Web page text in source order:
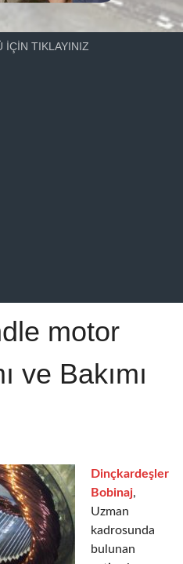
İÇİN TIKLAYINIZ
motor
ve Bakımı
Dinçkardeşler
Bobinaj,
Uzman
kadrosunda
bulunan